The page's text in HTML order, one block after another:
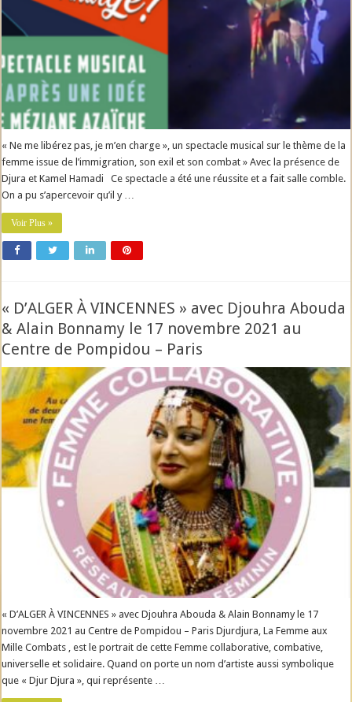
« Ne me libérez pas, je m’en charge », un spectacle musical sur le thème de la
femme issue de l’immigration, son exil et son combat » Avec la présence de
Djura et Kamel Hamadi Ce spectacle a été une réussite et a fait salle comble.
On a pu s’apercevoir qu’il y …
Voir Plus »
« D’ALGER À VINCENNES » avec Djouhra Abouda
& Alain Bonnamy le 17 novembre 2021 au
Centre de Pompidou – Paris
« D’ALGER À VINCENNES » avec Djouhra Abouda & Alain Bonnamy le 17
novembre 2021 au Centre de Pompidou – Paris Djurdjura, La Femme aux
Mille Combats , est le portrait de cette Femme collaborative, combative,
universelle et solidaire. Quand on porte un nom d’artiste aussi symbolique
que « Djur Djura », qui représente …